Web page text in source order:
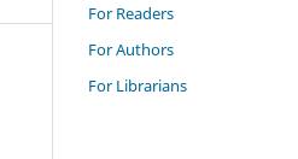
For Readers
For Authors
For Librarians